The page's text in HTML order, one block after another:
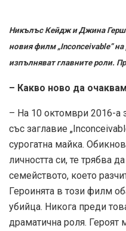
Никълъс Кейдж и Джина
новия филм „Inconceivable”
изпълняват главните роли.
– Какво ново да
– На 10 октомври 2016-а
със заглавие
сурогатна майка.
личността си, те трябва
семейството, което
Героинята в този филм
убийца. Никога преди
драматична роля. Героят